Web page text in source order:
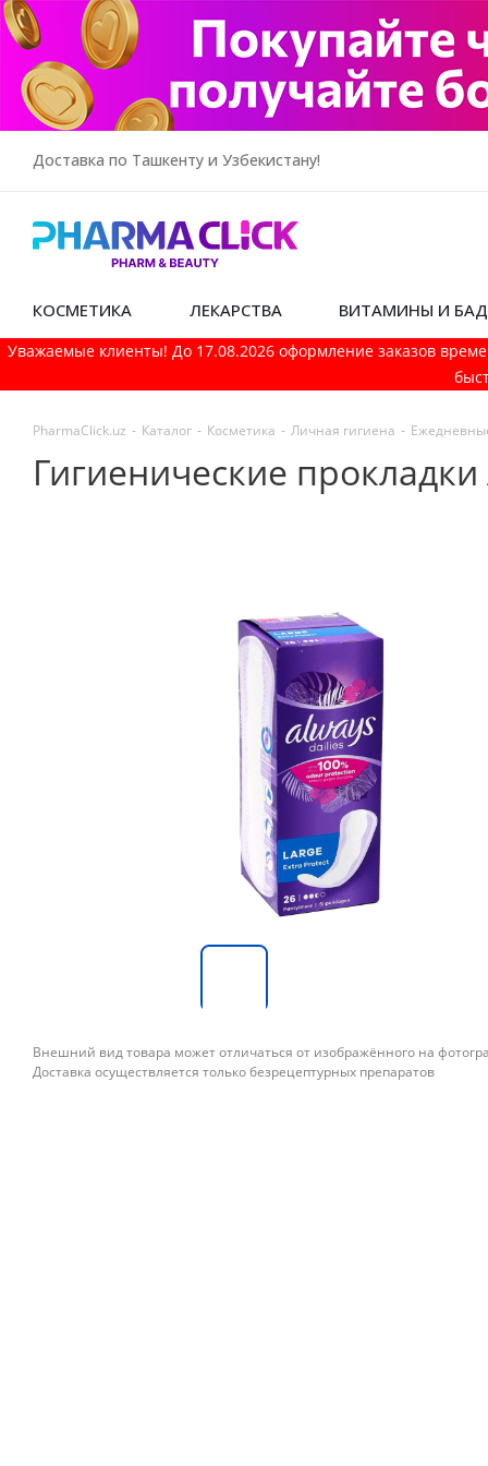
Доставка по Ташкенту и Узбекистану!
КОСМЕТИКА ЛЕКАРСТВА ВИТАМИНЫ И
Уважаемые клиенты! До 17.08.2026 оформление заказов
PharmaСlick.uz - Каталог - Косметика - Личная гигиена -
Гигиенические
Внешний вид товара может отличаться от изображённого на
Доставка осуществляется только безрецептурных препаратов